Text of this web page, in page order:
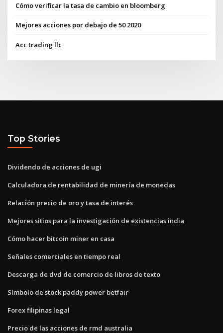
Cómo verificar la tasa de cambio en bloomberg
Mejores acciones por debajo de 50 2020
Acc trading llc
Top Stories
Dividendo de acciones de ugi
Calculadora de rentabilidad de minería de monedas
Relación precio de oro y tasa de interés
Mejores sitios para la investigación de existencias india
Cómo hacer bitcoin miner en casa
Señales comerciales en tiempo real
Descarga de dvd de comercio de libros de texto
Símbolo de stock paddy power betfair
Forex filipinas legal
Precio de las acciones de rmd australia